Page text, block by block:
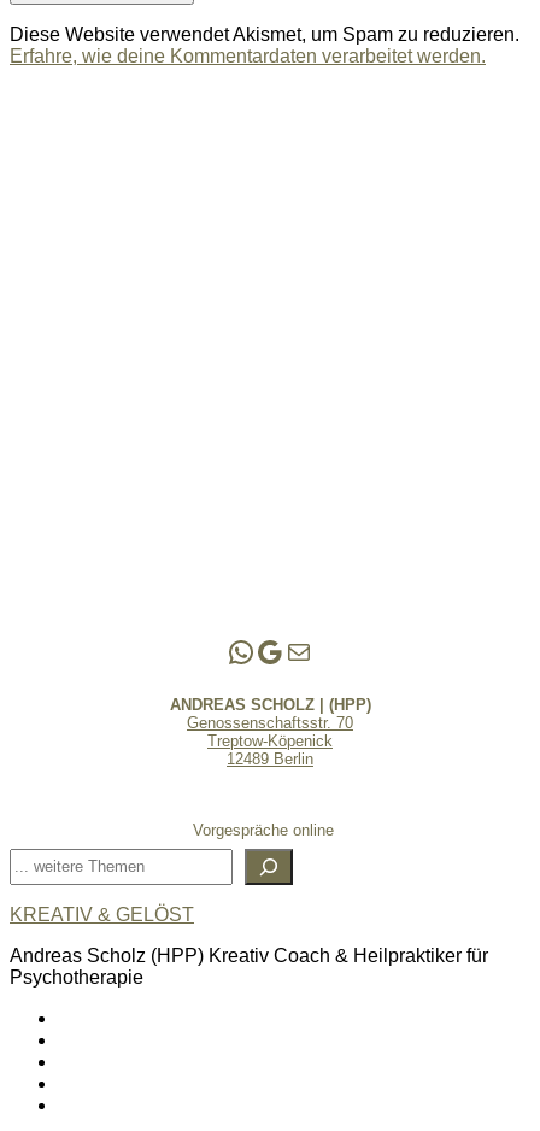
Diese Website verwendet Akismet, um Spam zu reduzieren.
Erfahre, wie deine Kommentardaten verarbeitet werden.
Andreas Scholz | (HPP)
Praxis Adlershof
E-Mail an mich ...
ANDREAS SCHOLZ | (HPP)
Genossenschaftsstr. 70
Treptow-Köpenick
12489 Berlin
Vorgespräche online
Suchen
KREATIV & GELÖST
Andreas Scholz (HPP) Kreativ Coach & Heilpraktiker für
Psychotherapie